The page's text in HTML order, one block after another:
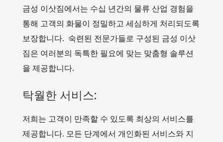
금성 이삿짐에서는 수십 년간의 물류 산업 경험을
통해 고객의 화물이 정밀하고 세심하게 처리되도록
보장합니다. 숙련된 전문가들로 구성된 금성 이삿
짐은 여러분의 독특한 필요에 맞는 맞춤형 솔루션
을 제공합니다.
탁월한 서비스:
저희는 고객이 만족할 수 있도록 최상의 서비스를
제공합니다. 모든 단계에서 개인화된 서비스와 지